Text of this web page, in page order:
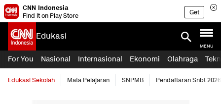
CNN Indonesia
Find it on Play Store
Get
Edukasi
MENU
For You Nasional Internasional Ekonomi Olahraga
Edukasi Sekolah Mata Pelajaran SNPMB Pendaftaran Snbt 2026